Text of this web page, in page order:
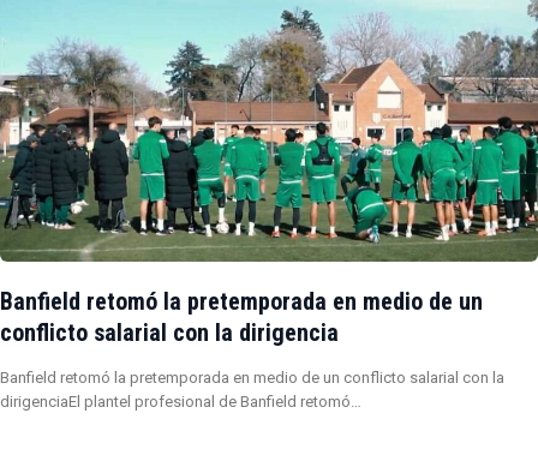
Banfield retomó la pretemporada en medio de un
conflicto salarial con la dirigencia
Banfield retomó la pretemporada en medio de un conflicto salarial con la
dirigenciaEl plantel profesional de Banfield retomó…